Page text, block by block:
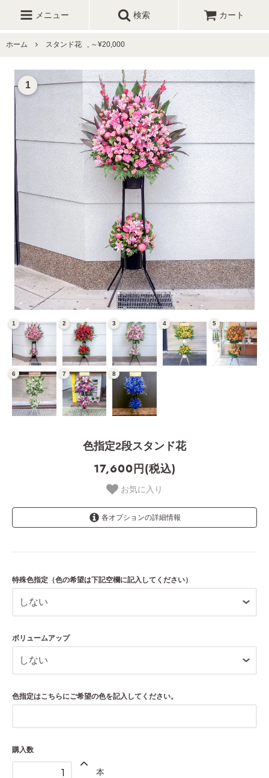
メニュー 検索 カート
ホーム スタンド花 , ～¥20,000
1
色指定2段スタンド花
17,600円(税込)
お気に入り
各オプションの詳細情報
20,900円(税込)
特殊色指定（色の希望は下記空欄に記入してください）
ボリュームアップ
色指定はこちらにご希望の色を記入してください。
購入数
本